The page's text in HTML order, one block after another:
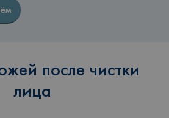
после чистки
лица